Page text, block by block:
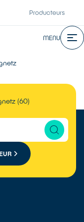
Producteurs
MENU
(60)